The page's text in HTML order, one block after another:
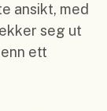
ansikt, med
seg ut
ett